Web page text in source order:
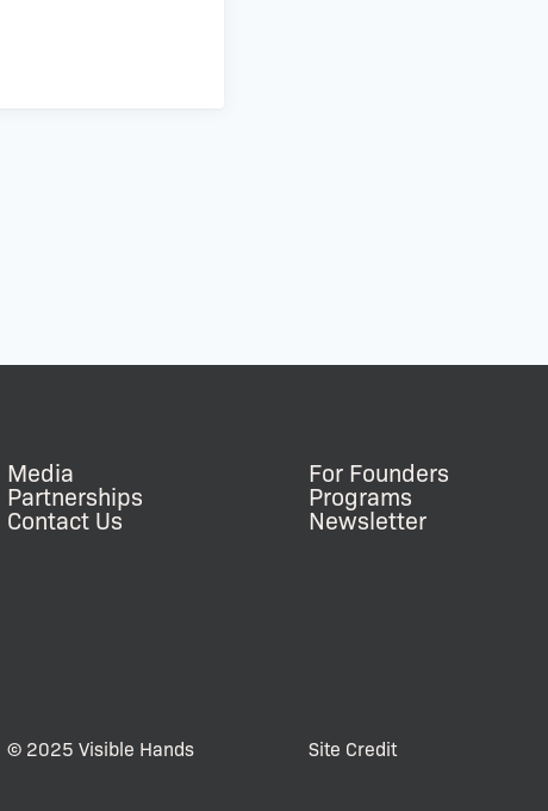
Media
Partnerships
Contact Us
For Founders
Programs
Newsletter
© 2025 Visible Hands Site Credit